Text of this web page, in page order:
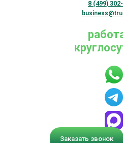
8 (499)
Заказать звонок